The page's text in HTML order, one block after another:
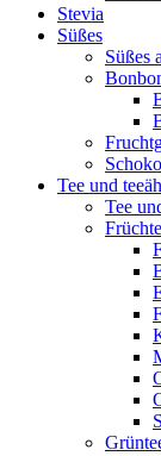
Stevia
Süßes
Süßes
Tee und
Tee